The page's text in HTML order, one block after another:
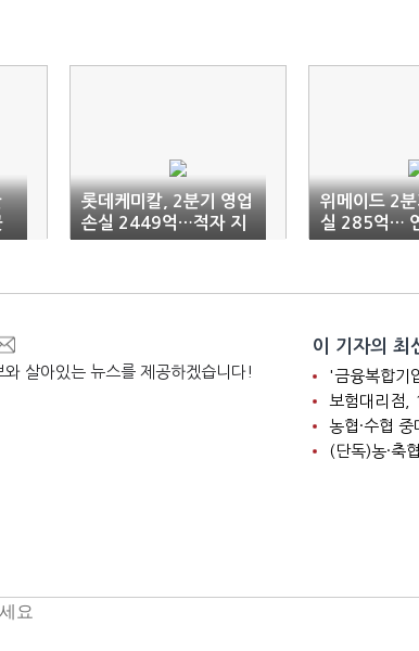
롯데케미칼, 2분기 영업
손실 2449억…적자 지
속
위메이드 2
실 285억…
와 살아있는 뉴스를 제공하겠습니다!
이 기자의 최
'금융복합기
보험대리점,
농협·수협
(단독)농·축